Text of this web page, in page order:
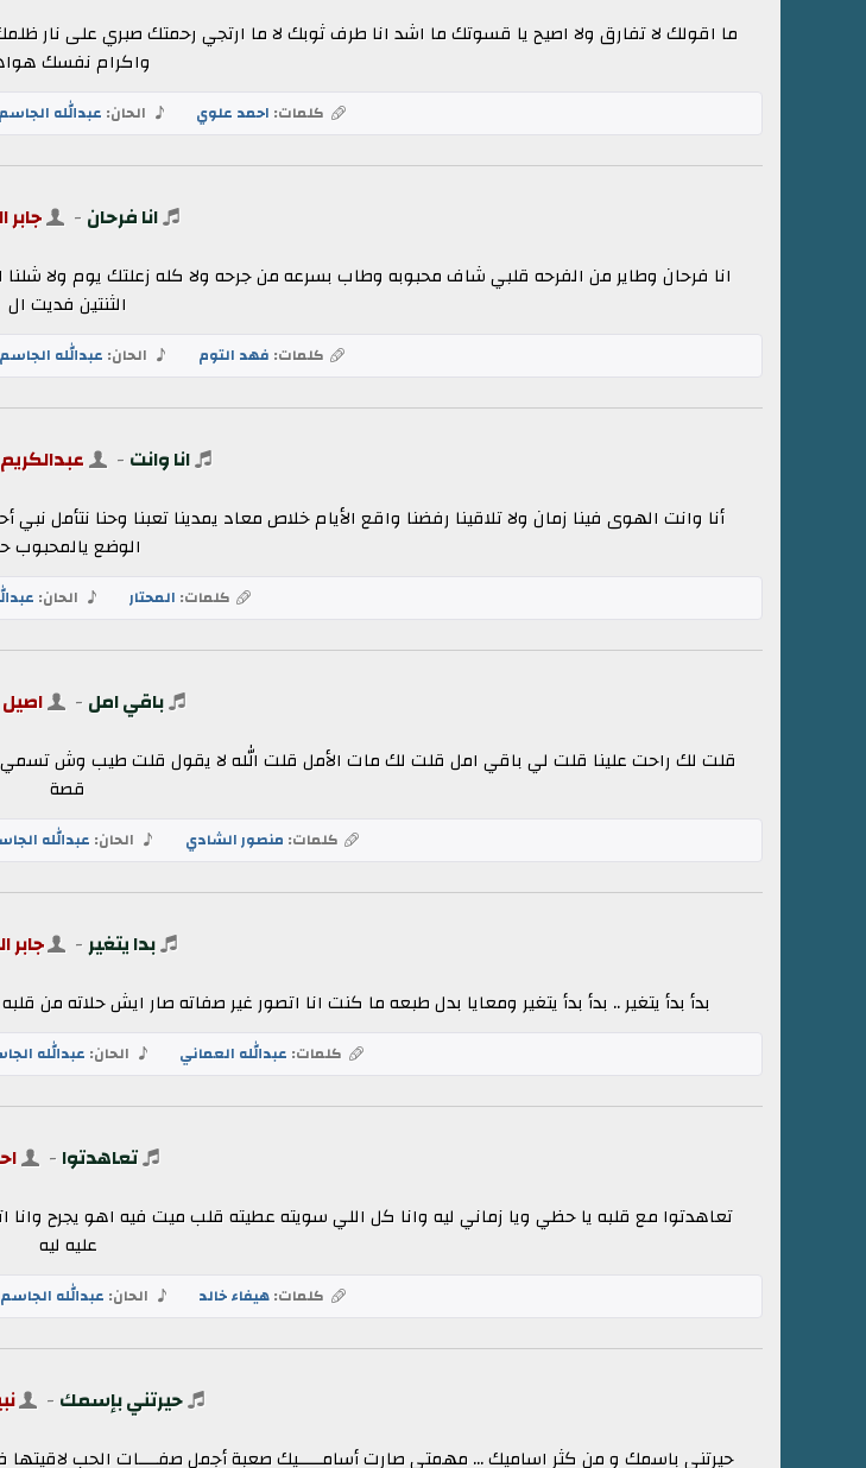
ما اقولك لا تفارق ولا اصيح يا قسوتك ما اشد انا طرف ثوبك لا ما ارتجي رحمتك صبري على نار
واكرام نفسك
كلمات: احمد علوي الحان: عبدالله الجاسم
انا فرحان - جابر
انا فرحان وطاير من الفرحه قلبي شاف محبوبه وطاب بسرعه من جرحه ولا كله زعلتك يوم ولا
الثنتين فديت ال
كلمات: فهد التوم الحان: عبدالله الجاسم
انا وانت -
أنا وانت الهوى فينا زمان ولا تلاقينا رفضنا واقع الأيام خلاص معاد يمدينا تعبنا وحنا نتأمل
الوضع يالمحبوب
كلمات: المحتار الحان:
باقي امل - اصيل
قلت لك راحت علينا قلت لي باقي امل قلت لك مات الأمل قلت الله لا يقول قلت طيب وش
قصة
كلمات: منصور الشادي الحان: عبدالله
بدا يتغير- جابر
بدأ بدأ يتغير .. بدأ بدأ يتغير ومعايا بدل طبعه ما كنت انا اتصور غير صفاته صار ايش حلاته من
كلمات: عبدالله العماني الحان: عبدالله
تعاهدتوا -
تعاهدتوا مع قلبه يا حظي ويا زماني ليه وانا كل اللي سويته عطيته قلب ميت فيه اهو يجرح
عليه ليه
كلمات:هيفاء خالد الحان: عبدالله الجاسم
حيرتني بإسمك -
حيرتني باسمك و من كثر اساميك ... مهمتي صارت أسامـــــيك صعبة أجمل صفــــات الحب